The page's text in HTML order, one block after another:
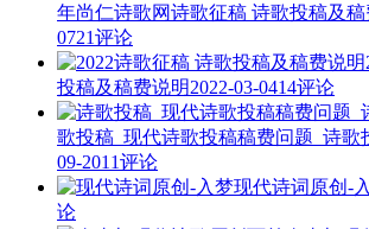
年尚仁诗歌网诗歌征稿 诗歌投稿及稿
0721评论
投稿及稿费说明2022-03-0414评论
歌投稿_现代诗歌投稿稿费问题_诗歌
09-2011评论
现代诗词原创-
论